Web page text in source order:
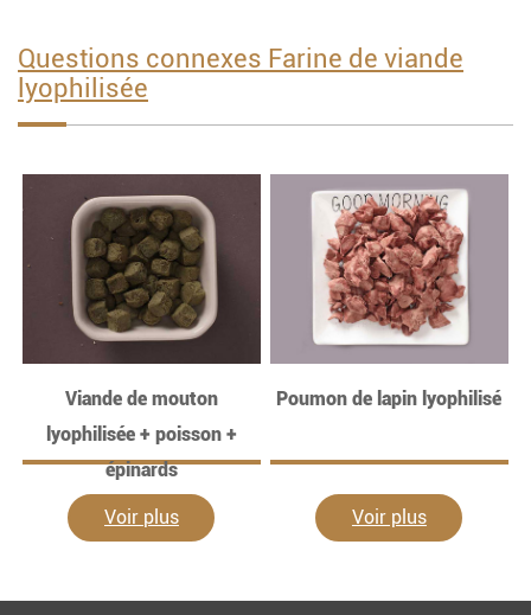
Questions connexes Farine de viande
lyophilisée
Viande de mouton
lyophilisée + poisson +
épinards
Voir plus
Poumon de lapin lyophilisé
Voir plus